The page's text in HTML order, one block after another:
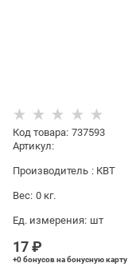
Код товара: 737593
Артикул:
Производитель : КВТ
Вес: 0 кг.
Ед. измерения: шт
17 ₽
+0 бонусовна бонусную карту